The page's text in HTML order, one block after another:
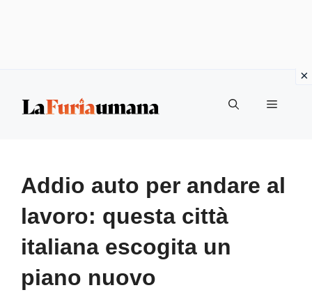
Menu
Addio auto per andare al
lavoro: questa città
italiana escogita un
piano nuovo